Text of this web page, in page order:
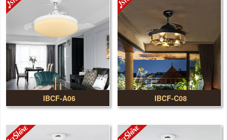
IBCF-A06 IBCF-C08